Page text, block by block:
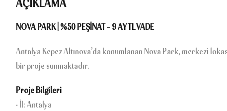
AÇIKLAMA
NOVA PARK | %50 PEŞİNAT – 9 AY TL VADE
Antalya Kepez Altınova’da konumlanan Nova Park, merkezi
bir proje sunmaktadır.
Proje Bilgileri
• İl: Antalya